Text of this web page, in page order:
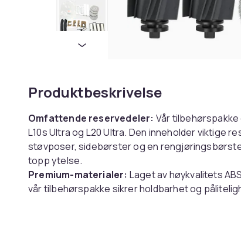
Produktbeskrivelse
Omfattende reservedeler: Vår
L10s Ultra og L20 Ultra. Den inneholder viktige
støvposer, sidebørster og en
topp ytelse.
Premium-materialer: Laget av høykvalitets
vår tilbehørspakke sikrer holdbarhet og